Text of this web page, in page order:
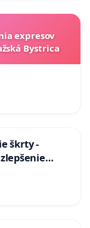
expresov
Bystrica
škrty -